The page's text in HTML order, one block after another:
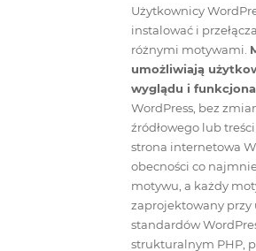
Użytkownicy
instalować i
różnymi motywami.
umożliwiają
wyglądu i
WordPress, bez
źródłowego lub
strona internetowa
obecności co
motywu, a każdy
zaprojektowany przy
standardów
strukturalnym PHP,